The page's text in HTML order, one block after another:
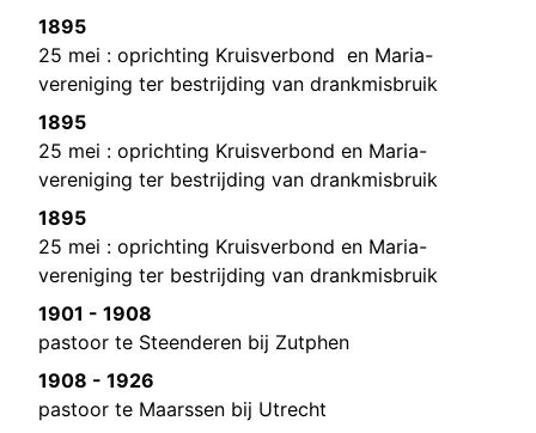
1895
25 mei : oprichting Kruisverbond en Maria-
vereniging ter bestrijding van drankmisbruik
1895
25 mei : oprichting Kruisverbond en Maria-
vereniging ter bestrijding van drankmisbruik
1895
25 mei : oprichting Kruisverbond en Maria-
vereniging ter bestrijding van drankmisbruik
1901 - 1908
pastoor te Steenderen bij Zutphen
1908 - 1926
pastoor te Maarssen bij Utrecht